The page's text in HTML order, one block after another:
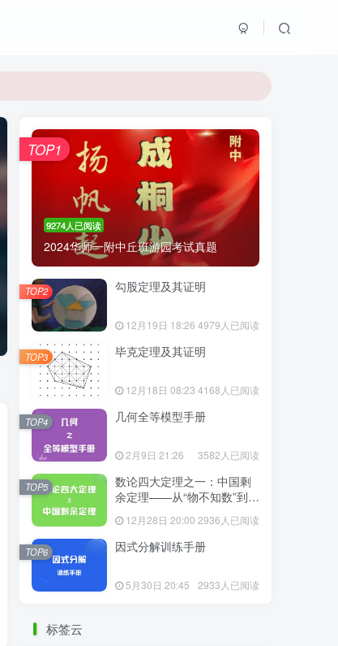
9274人已阅读
2024华师一附中丘班游园考试真题
TOP1
勾股定理及其证明
12月19日 18:26 4979人已阅读
TOP2
毕克定理及其证明
12月18日 08:23 4168人已阅读
TOP3
几何全等模型手册
2月9日 21:26 3582人已阅读
TOP4
数论四大定理之一：中国剩
余定理——从“物不知数”到现
代代数
12月28日 20:00 2936人已阅读
TOP5
因式分解训练手册
5月30日 20:45 2933人已阅读
TOP6
标签云